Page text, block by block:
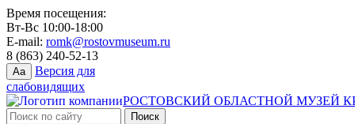
Время посещения:
Вт-Вс 10:00-18:00
E-mail: romk@rostovmuseum.ru
8 (863) 240-52-13
Aa
Версия для
слабовидящих
РОСТОВСКИЙ ОБЛАСТНОЙ МУЗЕЙ